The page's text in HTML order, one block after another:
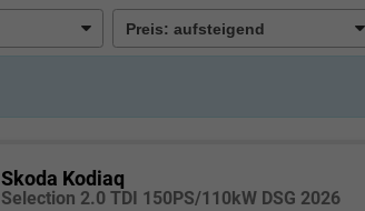
Skoda Kodiaq
Selection 2.0 TDI 150PS/110kW DSG 2026